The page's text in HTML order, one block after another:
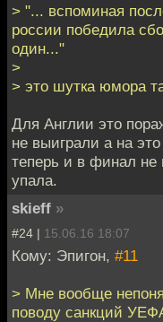
> "... вспоминая
россии победила
один..."
>
> это шутка юмора
Для Англии это
не выиграли а на
теперь и в финал не
упала.
skieff »
#24 | 15.06.16 18:07
Кому: Эпигон, #11
> Мне вообще
поводу санкций